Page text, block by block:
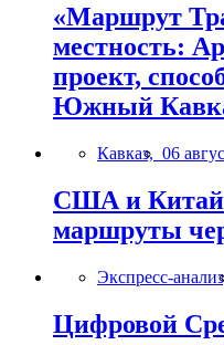
«Маршрут
местность:
проект,
Южный
Кавказ, 06
США и Китай
маршруты
Экспресс-
Цифровой